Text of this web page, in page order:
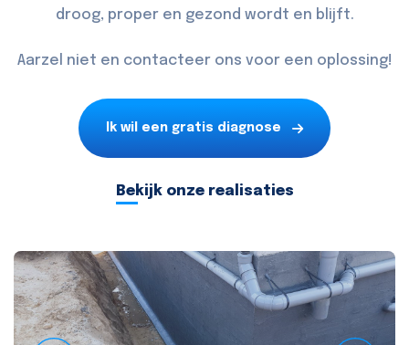
droog, proper en gezond wordt en blijft.
Aarzel niet en contacteerons voor een oplossing!
Ik wil een gratis diagnose
Bekijk onze realisaties